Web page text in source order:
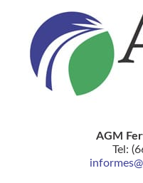
AGM
Tel: